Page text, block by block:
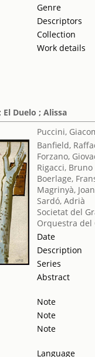
Genre
Descriptors
Collection
Work details
El Duelo ; Alissa
Puccini,
Banfield,
Forzano,
Rigacci, Bruno
Boerlage,
Magrinyà, Joan
Sardó, Adrià
Societat del
Orquestra del
Date
Description
Series
Abstract
Note
Note
Note
Language